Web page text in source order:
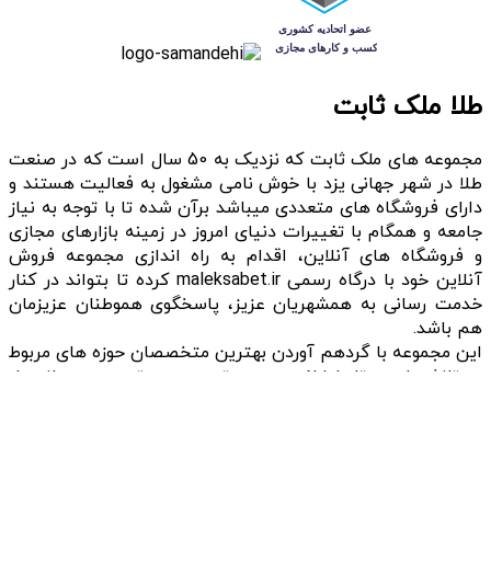
طلا ملک ثابت
مجموعه های ملک ثابت که نزدیک به 50 سال است که در صنعت
طلا در شهر جهانی یزد با خوش نامی مشغول به فعالیت هستند و
دارای فروشگاه های متعددی میباشد برآن شده تا با توجه به نیاز
جامعه و همگام با تغییرات دنیای امروز در زمینه بازارهای مجازی
و فروشگاه های آنلاین، اقدام به راه اندازی مجموعه فروش
آنلاین خود با درگاه رسمی maleksabet.ir کرده تا بتواند در کنار
خدمت رسانی به همشهریان عزیز، پاسخگوی هموطنان عزیزمان
هم باشد.
این مجموعه با گردهم آوردن بهترین متخصصان حوزه های مربوط
در تلاش است تا با ارائه ی جدیدترین و بروزترین محصولات از